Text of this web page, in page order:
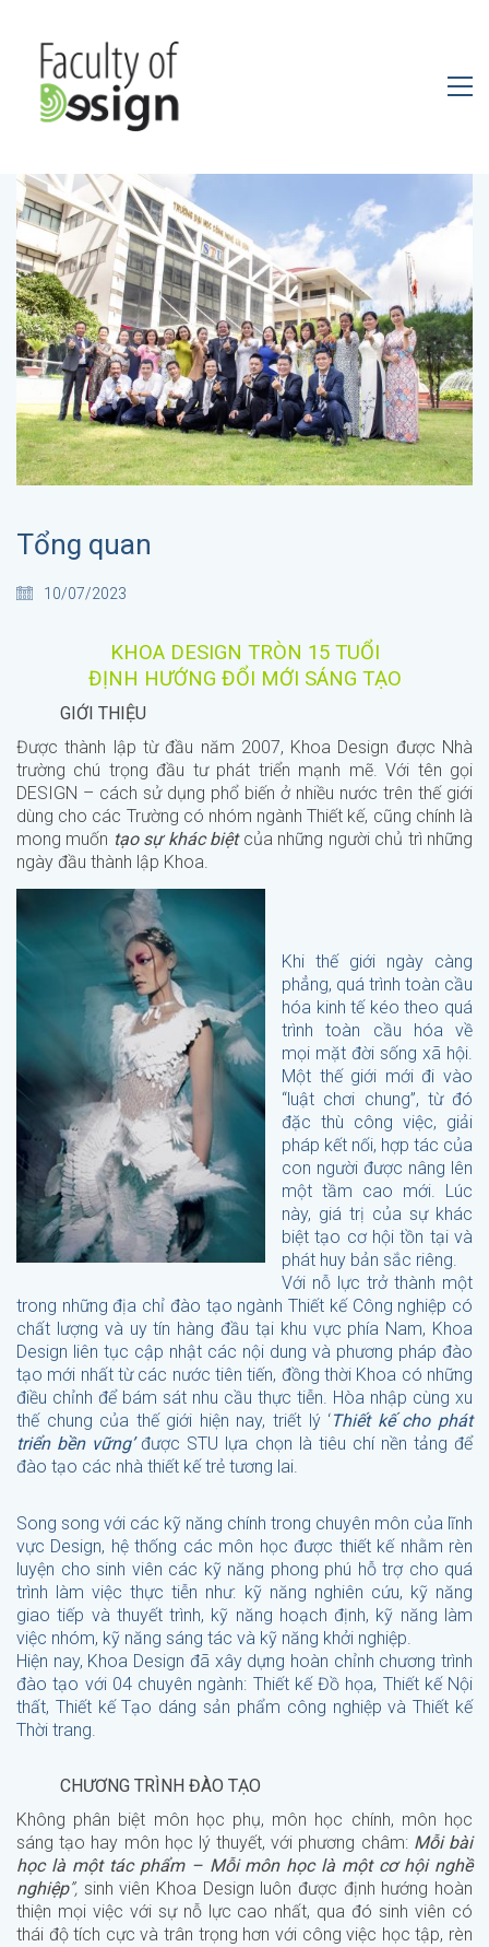
Tổng quan
10/07/2023
KHOA DESIGN TRÒN 15 TUỔI
ĐỊNH HƯỚNG ĐỔI MỚI SÁNG TẠO
GIỚI THIỆU
Được thành lập từ đầu năm 2007, Khoa Design được Nhà
trường chú trọng đầu tư phát triển mạnh mẽ. Với tên gọi
DESIGN – cách sử dụng phổ biến ở nhiều nước trên thế giới
dùng cho các Trường có nhóm ngành Thiết kế, cũng chính là
mong muốn tạo sự khác biệt của những người chủ trì những
ngày đầu thành lập Khoa.
Khi thế giới ngày càng
phẳng, quá trình toàn cầu
hóa kinh tế kéo theo quá
trình toàn cầu hóa về
mọi mặt đời sống xã hội.
Một thế giới mới đi vào
“luật chơi chung”, từ đó
đặc thù công việc, giải
pháp kết nối, hợp tác của
con người được nâng lên
một tầm cao mới. Lúc
này, giá trị của sự khác
biệt tạo cơ hội tồn tại và
phát huy bản sắc riêng.
Với nỗ lực trở thành một
trong những địa chỉ đào tạo ngành Thiết kế Công nghiệp có
chất lượng và uy tín hàng đầu tại khu vực phía Nam, Khoa
Design liên tục cập nhật các nội dung và phương pháp đào
tạo mới nhất từ các nước tiên tiến, đồng thời Khoa có những
điều chỉnh để bám sát nhu cầu thực tiễn. Hòa nhập cùng xu
thế chung của thế giới hiện nay, triết lý ‘Thiết kế cho phát
triển bền vững’được STU lựa chọn là tiêu chí nền tảng để
đào tạo các nhà thiết kế trẻ tương lai.
Song song với các kỹ năng chính trong chuyên môn của lĩnh
vực Design, hệ thống các môn học được thiết kế nhằm rèn
luyện cho sinh viên các kỹ năng phong phú hỗ trợ cho quá
trình làm việc thực tiễn như: kỹ năng nghiên cứu, kỹ năng
giao tiếp và thuyết trình, kỹ năng hoạch định, kỹ năng làm
việc nhóm, kỹ năng sáng tác và kỹ năng khởi nghiệp.
Hiện nay, Khoa Design đã xây dựng hoàn chỉnh chương trình
đào tạo với 04 chuyên ngành: Thiết kế Đồ họa, Thiết kế Nội
thất, Thiết kế Tạo dáng sản phẩm công nghiệp và Thiết kế
Thời trang.
CHƯƠNG TRÌNH ĐÀO TẠO
Không phân biệt môn học phụ, môn học chính, môn học
sáng tạo hay môn học lý thuyết, với phương châm: Mỗi bài
học là một tác phẩm – Mỗi môn học là một cơ hội nghề
nghiệp”, sinh viên Khoa Design luôn được định hướng hoàn
thiện mọi việc với sự nỗ lực cao nhất, qua đó sinh viên có
thái độ tích cực và trân trọng hơn với công việc học tập, rèn